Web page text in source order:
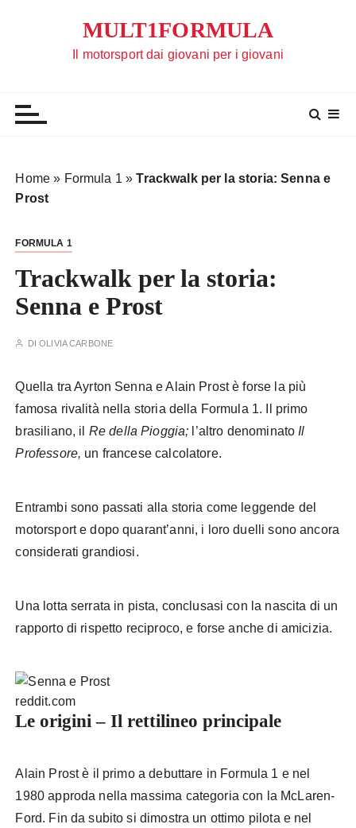
MULT1FORMULA
Il motorsport dai giovani per i giovani
Home » Formula 1 »Trackwalk per la storia: Senna e
Prost
FORMULA 1
Trackwalk per la storia:
Senna e Prost
DIOLIVIA CARBONE
Quella tra Ayrton Senna e Alain Prost è forse la più
famosa rivalità nella storia della Formula 1. Il primo
brasiliano, il Re della Pioggia; l’altro denominato Il
Professore, un francese calcolatore.
Entrambi sono passati alla storia come leggende del
motorsport e dopo quarant’anni, i loro duelli sono ancora
considerati grandiosi.
Una lotta serrata in pista, conclusasi con la nascita di un
rapporto di rispetto reciproco, e forse anche di amicizia.
reddit.com
Le origini – Il rettilineo principale
Alain Prost è il primo a debuttare in Formula 1 e nel
1980 approda nella massima categoria con la McLaren-
Ford. Fin da subito si dimostra un ottimo pilota e nel